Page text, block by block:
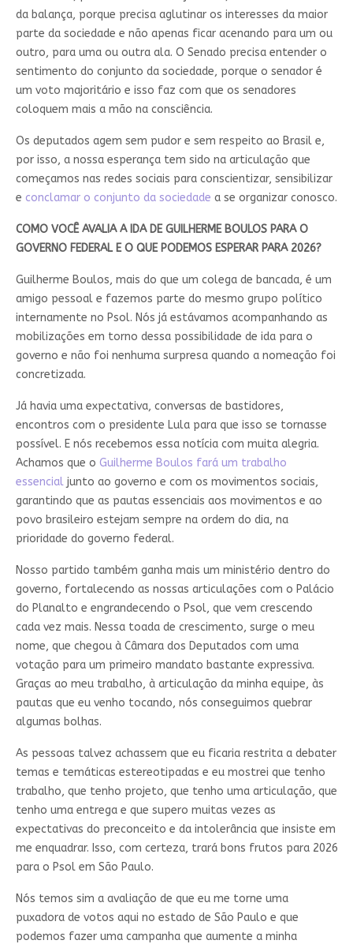
da balança, porque precisa aglutinar os interesses da maior
parte da sociedade e não apenas ficar acenando para um ou
outro, para uma ou outra ala. O Senado precisa entender o
sentimento do conjunto da sociedade, porque o senador é
um voto majoritário e isso faz com que os senadores
coloquem mais a mão na consciência.
Os deputados agem sem pudor e sem respeito ao Brasil e,
por isso, a nossa esperança tem sido na articulação que
começamos nas redes sociais para conscientizar, sensibilizar
e conclamar o conjunto da sociedade a se organizar conosco.
COMO VOCÊ AVALIA A IDA DE GUILHERME BOULOS PARA O
GOVERNO FEDERAL E O QUE PODEMOS ESPERAR PARA 2026?
Guilherme Boulos, mais do que um colega de bancada, é um
amigo pessoal e fazemos parte do mesmo grupo político
internamente no Psol. Nós já estávamos acompanhando as
mobilizações em torno dessa possibilidade de ida para o
governo e não foi nenhuma surpresa quando a nomeação foi
concretizada.
Já havia uma expectativa, conversas de bastidores,
encontros com o presidente Lula para que isso se tornasse
possível. E nós recebemos essa notícia com muita alegria.
Achamos que o Guilherme Boulos fará um trabalho
essencialjunto ao governo e com os movimentos sociais,
garantindo que as pautas essenciais aos movimentos e ao
povo brasileiro estejam sempre na ordem do dia, na
prioridade do governo federal.
Nosso partido também ganha mais um ministério dentro do
governo, fortalecendo as nossas articulações com o Palácio
do Planalto e engrandecendo o Psol, que vem crescendo
cada vez mais. Nessa toada de crescimento, surge o meu
nome, que chegou à Câmara dos Deputados com uma
votação para um primeiro mandato bastante expressiva.
Graças ao meu trabalho, à articulação da minha equipe, às
pautas que eu venho tocando, nós conseguimos quebrar
algumas bolhas.
As pessoas talvez achassem que eu ficaria restrita a debater
temas e temáticas estereotipadas e eu mostrei que tenho
trabalho, que tenho projeto, que tenho uma articulação, que
tenho uma entrega e que supero muitas vezes as
expectativas do preconceito e da intolerância que insiste em
me enquadrar. Isso, com certeza, trará bons frutos para 2026
para o Psol em São Paulo.
Nós temos sim a avaliação de que eu me torne uma
puxadora de votos aqui no estado de São Paulo e que
podemos fazer uma campanha que aumente a minha